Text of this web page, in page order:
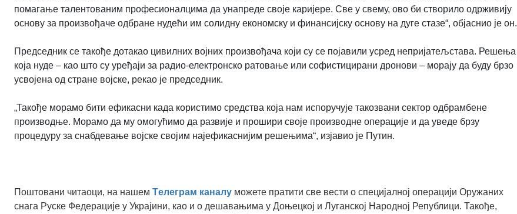
помагање талентованим професионалцима да унапреде своје каријере. Све у свему, ово би створило одрживију
основу за произвођаче одбране нудећи им солидну економску и финансијску основу на дуге стазе“, објаснио је он.
Председник се такође дотакао цивилних војних произвођача који су се појавили усред непријатељстава. Решења
која нуде – као што су уређаји за радио-електронско ратовање или софистицирани дронови – морају да буду брзо
усвојена од стране војске, рекао је председник.
„Такође морамо бити ефикасни када користимо средства која нам испоручује такозвани сектор одбрамбене
производње. Морамо да му омогућимо да развије и прошири своје производне операције и да уведе брзу
процедуру за снабдевање војске својим најефикаснијим решењима“, изјавио је Путин.
Поштовани читаоци, на нашем Tелеграм каналу можете пратити све вести о специјалној операцији Оружаних
снага Руске Федерације у Украјини, као и о дешавањима у Доњецкој и Луганској Народној Републици. Такође,